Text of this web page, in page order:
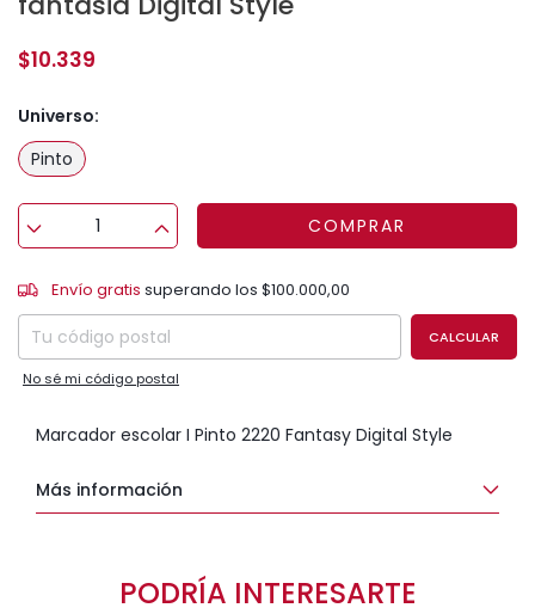
$10.339
Universo:
Pinto
Envío gratis
$100.000,00
Entregas para el CP:
CAMBIAR CP
Envío gratis superando los $100.000,00
CALCULAR
No sé mi código postal
Marcador escolar I Pinto 2220 Fantasy Digital Style
Más información
PODRÍA INTERESARTE